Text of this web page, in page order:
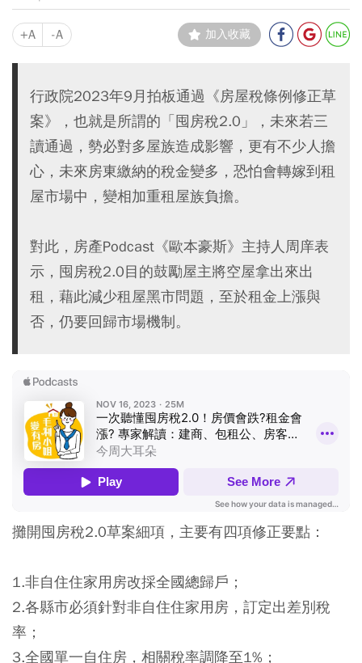
+A -A 加入收藏
行政院2023年9月拍板通過《房屋稅條例修正草
案》，也就是所謂的「囤房稅2.0」，未來若三
讀通過，勢必對多屋族造成影響，更有不少人擔
心，未來房東繳納的稅金變多，恐怕會轉嫁到租
屋市場中，變相加重租屋族負擔。
對此，房產Podcast《歐本豪斯》主持人周庠表
示，囤房稅2.0目的鼓勵屋主將空屋拿出來出
租，藉此減少租屋黑市問題，至於租金上漲與
否，仍要回歸市場機制。
攤開囤房稅2.0草案細項，主要有四項修正要點：
1.非自住住家用房改採全國總歸戶；
2.各縣市必須針對非自住住家用房，訂定出差別稅
率；
3.全國單一自住房，相關稅率調降至1%；